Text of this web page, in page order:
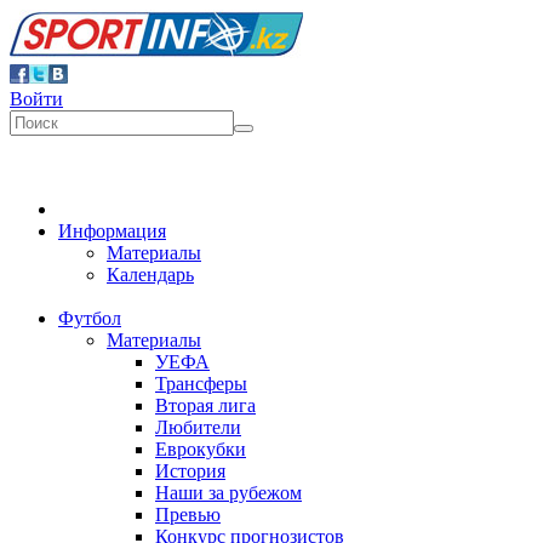
Войти
Информация
Материалы
Календарь
Футбол
Материалы
УЕФА
Трансферы
Вторая лига
Любители
Еврокубки
История
Наши за рубежом
Превью
Конкурс прогнозистов